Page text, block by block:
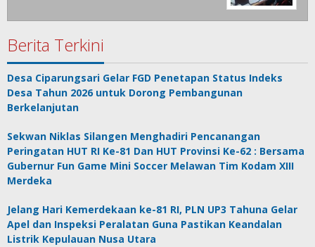
Berita Terkini
Desa Ciparungsari Gelar FGD Penetapan Status Indeks
Desa Tahun 2026 untuk Dorong Pembangunan
Berkelanjutan
Sekwan Niklas Silangen Menghadiri Pencanangan
Peringatan HUT RI Ke-81 Dan HUT Provinsi Ke-62 : Bersama
Gubernur Fun Game Mini Soccer Melawan Tim Kodam XIII
Merdeka
Jelang Hari Kemerdekaan ke-81 RI, PLN UP3 Tahuna Gelar
Apel dan Inspeksi Peralatan Guna Pastikan Keandalan
Listrik Kepulauan Nusa Utara